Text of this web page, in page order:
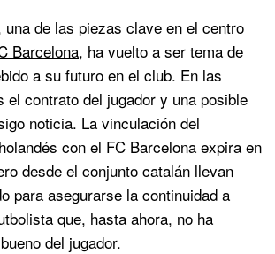
una de las piezas clave en el centro
Barcelona, ha vuelto a ser tema de
a su futuro en el club. En las
el contrato del jugador y una posible
noticia. La vinculación del
con el FC Barcelona expira en
desde el conjunto catalán llevan
para asegurarse la continuidad a
que, hasta ahora, no ha
del jugador.